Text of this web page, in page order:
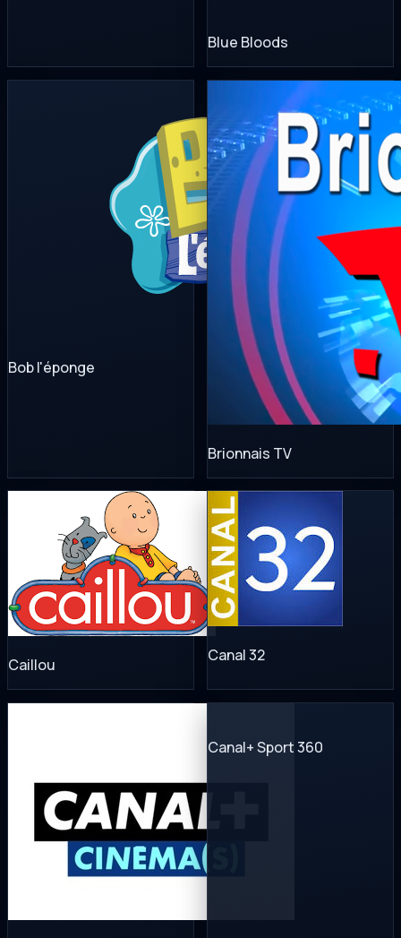
Blue Bloods
Bob l'éponge
Brionnais TV
Caillou Canal 32
Canal+ Sport 360